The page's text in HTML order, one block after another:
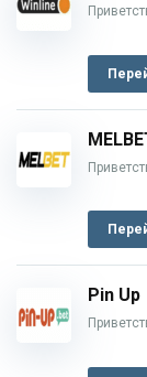
Pin Up